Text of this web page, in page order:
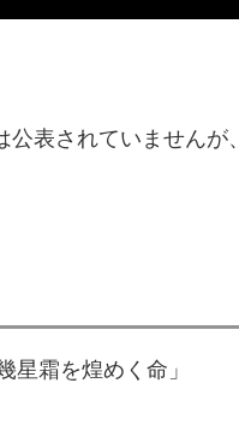
表されていませんが、
星霜を煌めく命」